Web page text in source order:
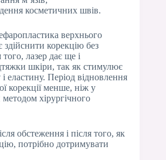
косметичних швів.
верхнього
здійснити корекцію без
лазер дає ще і
шкіри, так як стимулює
еластину. Період відновлення
корекції менше, ніж у
хірургічного
обстеження і після того, як
потрібно дотримувати